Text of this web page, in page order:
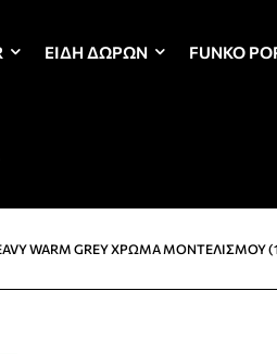
ΕΊΔΗ ΔΏΡΩΝ FUNKO
WARM GREY ΧΡΏΜΑ ΜΟΝΤΕΛΙΣΜΟΎ